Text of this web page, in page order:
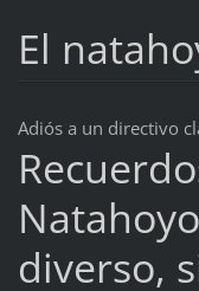
El
Adiós a un directivo
diverso,